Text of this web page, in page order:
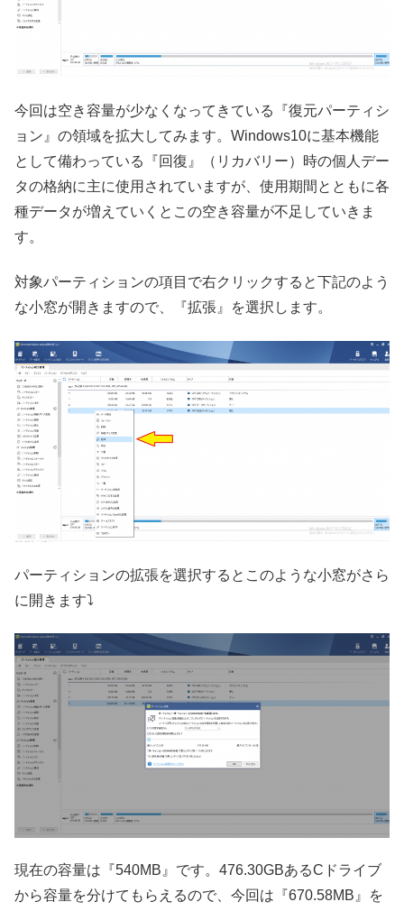
今回は空き容量が少なくなってきている『復元パーティシ
ョン』の領域を拡大してみます。Windows10に基本機能
として備わっている『回復』（リカバリー）時の個人デー
タの格納に主に使用されていますが、使用期間とともに各
種データが増えていくとこの空き容量が不足していきま
す。
対象パーティションの項目で右クリックすると下記のよう
な小窓が開きますので、『拡張』を選択します。
パーティションの拡張を選択するとこのような小窓がさら
に開きます⤵
現在の容量は『540MB』です。476.30GBあるCドライブ
から容量を分けてもらえるので、今回は『670.58MB』を